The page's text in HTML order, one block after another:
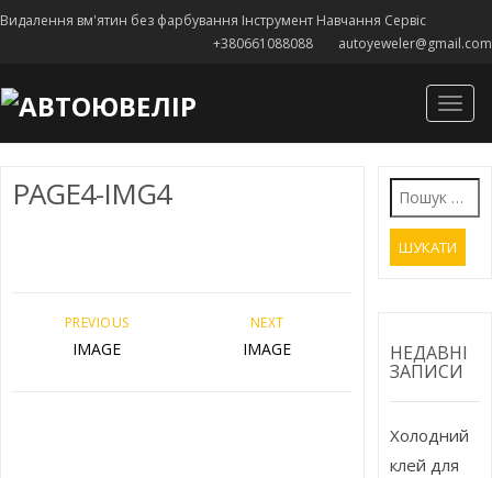
Видалення вм'ятин без фарбування Інструмент Навчання Сервіс
+380661088088
autoyeweler@gmail.com
PAGE4-IMG4
NEXT
IMAGE
PREVIOUS
IMAGE
Пошук:
НЕДАВНІ
ЗАПИСИ
Холодний
клей для